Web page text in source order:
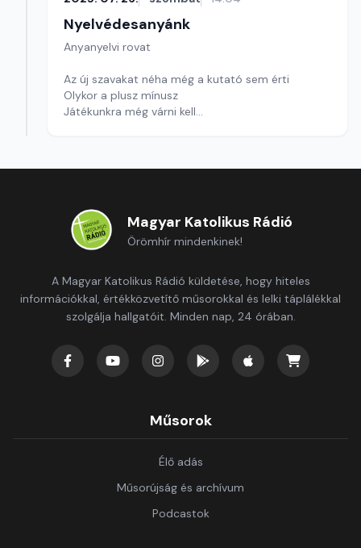
Nyelvédesanyánk
Anyanyelvi rovat
Az új szavakat néha még a kutató sem érti
Olykor a plusz mínusz
Játékunkra még várni kell
Magyar Katolikus Rádió
Örömhír mindenkinek!
A Magyar Katolikus Rádió küldetése, hogy hiteles
információkkal, értékközvetítő műsorokkal és lelki táplálékkal
szolgálja hallgatóit. Minden nap, 24 órában.
Műsorok
Élő adás
Műsorújság és archívum
Podcastok